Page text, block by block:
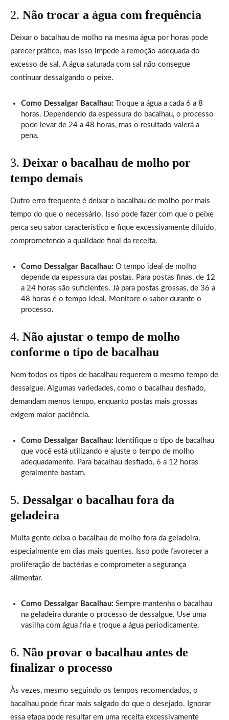
2. Não trocar a água com frequência
Deixar o bacalhau de molho na mesma água por horas pode
parecer prático, mas isso impede a remoção adequada do
excesso de sal. A água saturada com sal não consegue
continuar dessalgando o peixe.
Como Dessalgar Bacalhau: Troque a água a cada 6 a 8
horas. Dependendo da espessura do bacalhau, o processo
pode levar de 24 a 48 horas, mas o resultado valerá a
pena.
3. Deixar o bacalhau de molho por
tempo demais
Outro erro frequente é deixar o bacalhau de molho por mais
tempo do que o necessário. Isso pode fazer com que o peixe
perca seu sabor característico e fique excessivamente diluído,
comprometendo a qualidade final da receita.
Como Dessalgar Bacalhau: O tempo ideal de molho
depende da espessura das postas. Para postas finas, de 12
a 24 horas são suficientes. Já para postas grossas, de 36 a
48 horas é o tempo ideal. Monitore o sabor durante o
processo.
4. Não ajustar o tempo de molho
conforme o tipo de bacalhau
Nem todos os tipos de bacalhau requerem o mesmo tempo de
dessalgue. Algumas variedades, como o bacalhau desfiado,
demandam menos tempo, enquanto postas mais grossas
exigem maior paciência.
Como Dessalgar Bacalhau: Identifique o tipo de bacalhau
que você está utilizando e ajuste o tempo de molho
adequadamente. Para bacalhau desfiado, 6 a 12 horas
geralmente bastam.
5. Dessalgar o bacalhau fora da
geladeira
Muita gente deixa o bacalhau de molho fora da geladeira,
especialmente em dias mais quentes. Isso pode favorecer a
proliferação de bactérias e comprometer a segurança
alimentar.
Como Dessalgar Bacalhau: Sempre mantenha o bacalhau
na geladeira durante o processo de dessalgue. Use uma
vasilha com água fria e troque a água periodicamente.
6. Não provar o bacalhau antes de
finalizar o processo
Às vezes, mesmo seguindo os tempos recomendados, o
bacalhau pode ficar mais salgado do que o desejado. Ignorar
essa etapa pode resultar em uma receita excessivamente